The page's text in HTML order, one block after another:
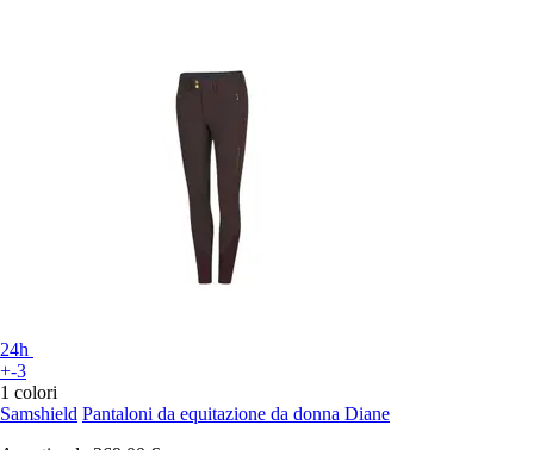
24h
+-3
1 colori
Samshield Pantaloni da equitazione da donna Diane